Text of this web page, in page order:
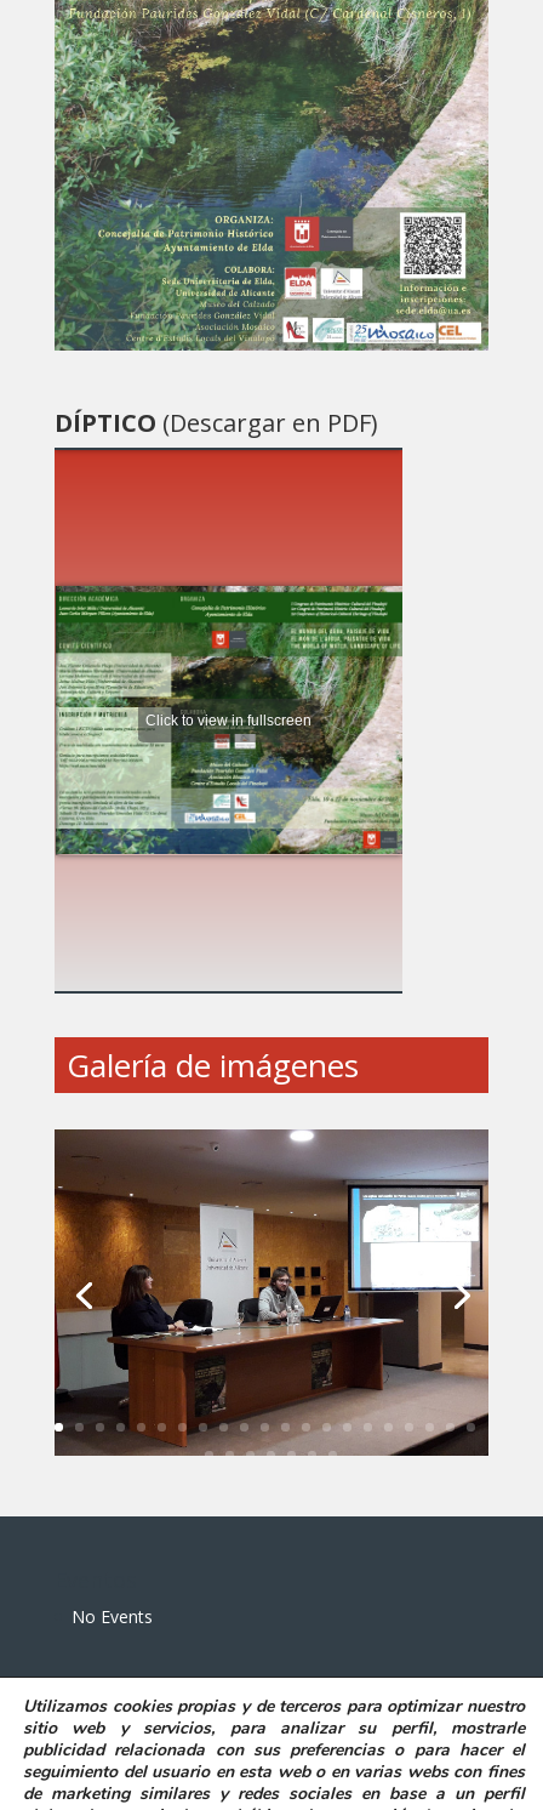
DÍPTICO (Descargar en PDF)
Galería de imágenes
No Events
POLITICA DE PRIVACIDAD
AVISO LEGAL
POLITICA DE COOKIES
Utilizamos cookies propias y de terceros para optimizar nuestro
sitio web y servicios, para analizar su perfil, mostrarle
publicidad relacionada con sus preferencias o para hacer el
seguimiento del usuario en esta web o en varias webs con fines
de marketing similares y redes sociales en base a un perfil